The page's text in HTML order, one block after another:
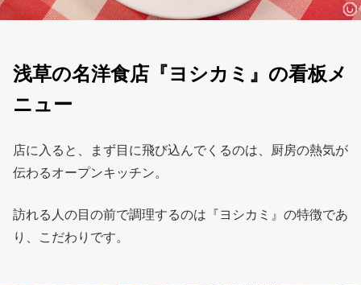
浅草の名洋食店『ヨシカミ』の看板メ
ニュー
店に入ると、まず目に飛び込んでくるのは、厨房の熱気が
伝わるオープンキッチン。
訪れる人の目の前で調理するのは『ヨシカミ』の特徴であ
り、こだわりです。